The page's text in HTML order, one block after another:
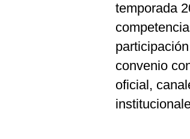
temporada
convenio
oficial,